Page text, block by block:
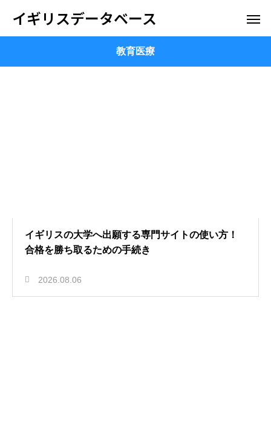
イギリスデータベース
教育医療
イギリスの大学へ出願する専門サイトの使い方！
合格を勝ち取るための手続き
2026.08.06